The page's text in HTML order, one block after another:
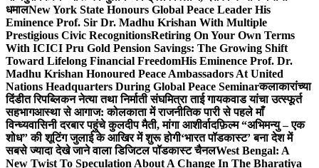
धमालNew York State Honours Global Peace Leader His
Eminence Prof. Sir Dr. Madhu Krishan With Multiple
Prestigious Civic RecognitionsRetiring On Your Own Terms
With ICICI Pru Gold Pension Savings: The Growing Shift
Toward Lifelong Financial FreedomHis Eminence Prof. Dr.
Madhu Krishan Honoured Peace Ambassadors At United
Nations Headquarters During Global Peace Seminarकलाकारांच्या
दिंडीत रिपब्लिकन नेत्या तथा निर्माती संघमित्रा ताई गायकवाड यांचा उत्स्फूर्त
सहभागआस्था से आगाज: कोलकाता में राजनीतिक पारी से पहले माँ
विन्ध्यवासिनी दरबार पहुंचे कुलदीप मैती, मांगा आशीर्वादफ़िल्म “अभिमन्यु – एक
शोध” की शूटिंग जुलाई के आखिर में शुरू होगी‘भारत पॉडकास्ट’ बना देश में
सबसे ज्यादा देखे जाने वाला डिजिटल पॉडकास्ट चैनलWest Bengal: A
New Twist To Speculation About A Change In The Bharatiya